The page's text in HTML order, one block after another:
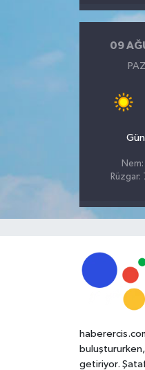
09
Rüzgar:
getiriyor.